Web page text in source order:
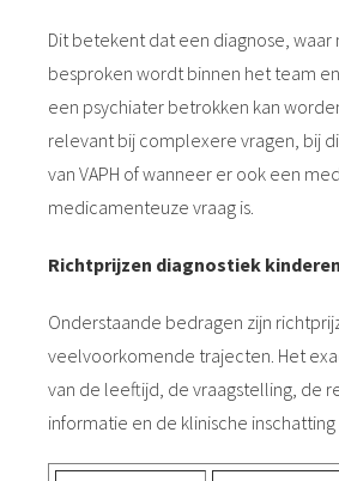
Dit betekent dat een diagnose, waar
besproken wordt binnen het team
een psychiater betrokken kan
relevant bij complexere vragen, bij
van VAPH of wanneer er ook een
medicamenteuze vraag is.
Richtprijzen diagnostiek
Onderstaande bedragen zijn
veelvoorkomende trajecten. Het
van de leeftijd, de vraagstelling, de
informatie en de klinische inschatting